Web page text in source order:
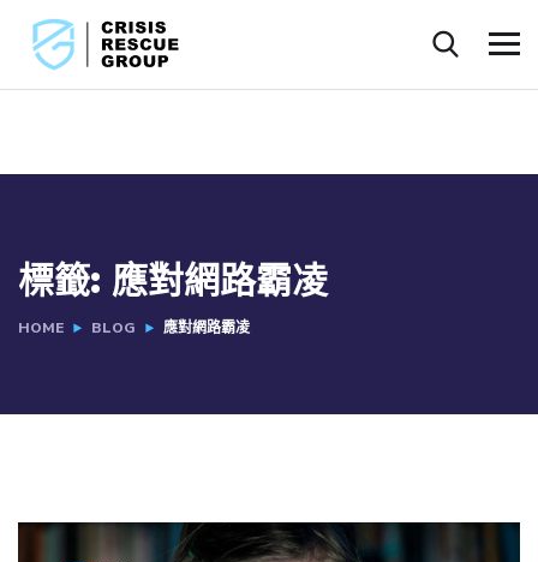
標籤: 應對網路霸凌
HOME BLOG 應對網路霸凌